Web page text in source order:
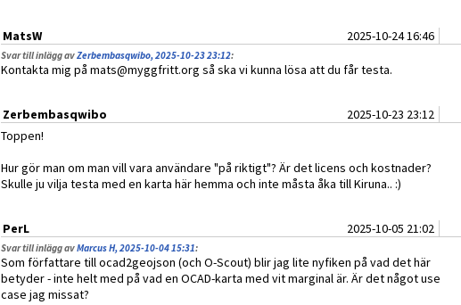
MatsW 2025-10-24 16:46
Svar till inlägg avZerbembasqwibo, 2025-10-23 23:12:
Kontakta mig på mats@myggfritt.org så ska vi kunna lösa att du får testa.
Zerbembasqwibo 2025-10-23 23:12
Toppen!
Hur gör man om man vill vara användare "på riktigt"? Är det licens och kostnader?
Skulle ju vilja testa med en karta här hemma och inte måsta åka till Kiruna.. :)
PerL 2025-10-05 21:02
Svar till inlägg avMarcus H, 2025-10-04 15:31:
Som författare till ocad2geojson (och O-Scout) blir jag lite nyfiken på vad det här
betyder - inte helt med på vad en OCAD-karta med vit marginal är. Är det något use
case jag missat?